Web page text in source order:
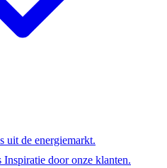
uit de energiemarkt.
Inspiratie door onze klanten.